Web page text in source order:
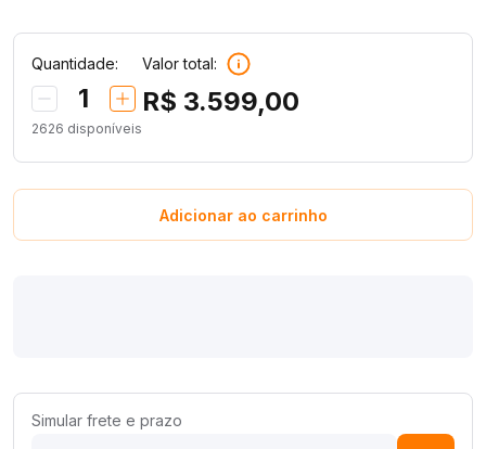
Quantidade:
1
2626 disponíveis
Valor total:
R$ 3.599,00
Adicionar ao carrinho
Simular frete e prazo